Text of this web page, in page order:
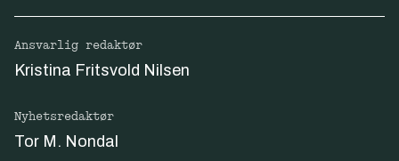
Ansvarlig redaktør
Kristina Fritsvold Nilsen
Nyhetsredaktør
Tor M. Nondal